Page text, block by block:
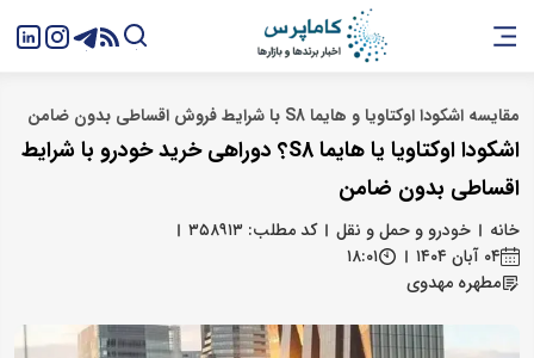
مقایسه اشکودا اوکتاویا و هایما S8 با شرایط فروش اقساطی بدون ضامن
اشکودا اوکتاویا یا هایما S8؟ دوراهی خرید خودرو با شرایط
اقساطی بدون ضامن
خانه خودرو و حمل و نقل
کد مطلب: ۳۵۸۹۱۳
۰۴ آبان ۱۴۰۴
۱۸:۰۱
مطهره مهدوی